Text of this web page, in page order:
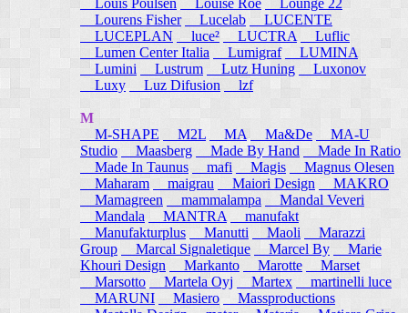
Louis Poulsen
Louise Roe
Lounge 22
Lourens Fisher
Lucelab
LUCENTE
LUCEPLAN
luce² LUCTRA
Luflic
Lumen Center Italia
Lumigraf
LUMINA
Lumini
Lustrum Lutz Huning
Luxonov
Luxy
Luz Difusion lzf
M
M-SHAPE
M2L MA Ma&De
MA-U
Studio
Maasberg Made By Hand
Made In Ratio
Made In Taunus
mafi Magis
Magnus Olesen
Maharam
maigrau Maiori Design
MAKRO
Mamagreen
mammalampa
Mandal Veveri
Mandala
MANTRA
manufakt
Manufakturplus
Manutti Maoli
Marazzi
Group
Marcal Signaletique Marcel By
Marie
Khouri Design
Markanto Marotte
Marset
Marsotto
Martela Oyj Martex
martinelli luce
MARUNI
Masiero
Massproductions